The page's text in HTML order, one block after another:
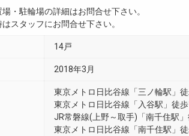
・駐輪場の詳細はお問合せ下さい。
スタッフにお問合せ下さい。
14戸
2018年3月
東京メトロ日比谷線「三ノ輪駅」
東京メトロ日比谷線「入谷駅」徒
JR常磐線(上野～取手)「南千住駅
東京メトロ日比谷線「南千住駅」